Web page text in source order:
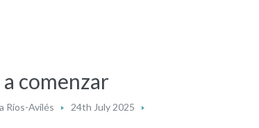
comenzar
Ríos-Avilés
24th July 2025